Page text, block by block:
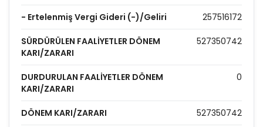
- Ertelenmiş Vergi Gideri (-)/Geliri 257516172
SÜRDÜRÜLEN FAALİYETLER DÖNEM
KARI/ZARARI
527350742
DURDURULAN FAALİYETLER DÖNEM
KARI/ZARARI
0
DÖNEM KARI/ZARARI 527350742